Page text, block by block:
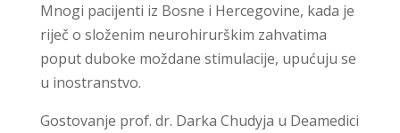
Mnogi pacijenti iz Bosne i Hercegovine, kada je
riječ o složenim neurohirurškim zahvatima
poput duboke moždane stimulacije, upućuju se
u inostranstvo.
Gostovanje prof. dr. Darka Chudyja u Deamedici